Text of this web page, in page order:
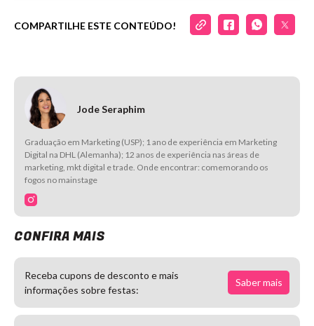
COMPARTILHE ESTE CONTEÚDO!
Jode Seraphim
Graduação em Marketing (USP); 1 ano de experiência em Marketing
Digital na DHL (Alemanha); 12 anos de experiência nas áreas de
marketing, mkt digital e trade. Onde encontrar: comemorando os
fogos no mainstage
CONFIRA MAIS
Receba cupons de desconto e mais
informações sobre festas:
Saber mais